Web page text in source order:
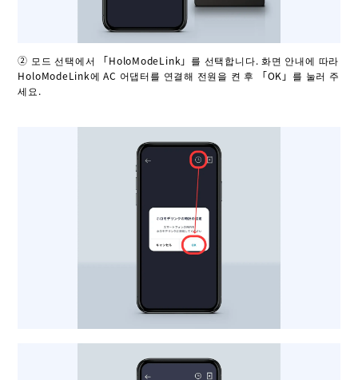
② 모드 선택에서 「HoloModeLink」를 선택합니다. 화면 안내에 따라
HoloModeLink에 AC 어댑터를 연결해 전원을 켠 후 「OK」를 눌러 주
세요.